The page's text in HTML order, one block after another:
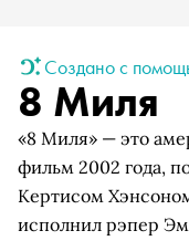
Создано с
8 Миля
«8 Миля» — это
фильм 2002 года,
Кертисом
исполнил рэпер